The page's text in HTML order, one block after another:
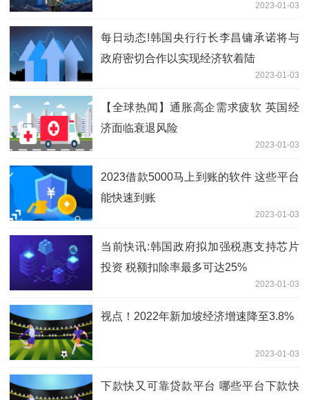
2023-01-03
每日动态!韩国央行行长李昌镛承诺将与
政府密切合作以实现经济软着陆
2023-01-03
【全球热闻】通胀高企需求疲软 英国经
济面临衰退风险
2023-01-03
2023借款5000马上到账的软件 这些平台
能快速到账
2023-01-03
当前快讯:韩国政府拟加强税惠支持芯片
投资 税额扣除率最多可达25%
2023-01-03
视点！2022年新加坡经济增速降至3.8%
2023-01-03
下款快又可靠贷款平台 哪些平台下款快